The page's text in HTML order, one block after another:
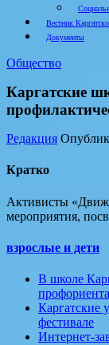
Вестник
Документы
Общество
Каргатские
Редакция
Кратко
Активисты
мероприятия,
взрослые и дети
В школе
Каргатские
фестивале
Интернет-